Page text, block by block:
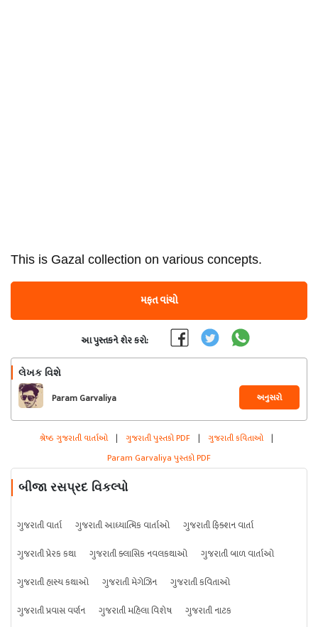
This is Gazal collection on various concepts.
મફત વાંચો
આ પુસ્તકને શેર કરો:
લેખક વિશે
Param Garvaliya અનુસરો
શ્રેષ્ઠ ગુજરાતી વાર્તાઓ | ગુજરાતી પુસ્તકો PDF | ગુજરાતી કવિતાઓ |
Param Garvaliya પુસ્તકો PDF
બીજા રસપ્રદ વિકલ્પો
ગુજરાતી વાર્તા ગુજરાતી આધ્યાત્મિક વાર્તાઓ
ગુજરાતી ફિક્શન વાર્તા
ગુજરાતી પ્રેરક કથા
ગુજરાતી ક્લાસિક નવલકથાઓ
ગુજરાતી બાળ વાર્તાઓ
ગુજરાતી હાસ્ય કથાઓ
ગુજરાતી મેગેઝિન
ગુજરાતી કવિતાઓ
ગુજરાતી પ્રવાસ વર્ણન
ગુજરાતી મહિલા વિશેષ ગુજરાતી નાટક